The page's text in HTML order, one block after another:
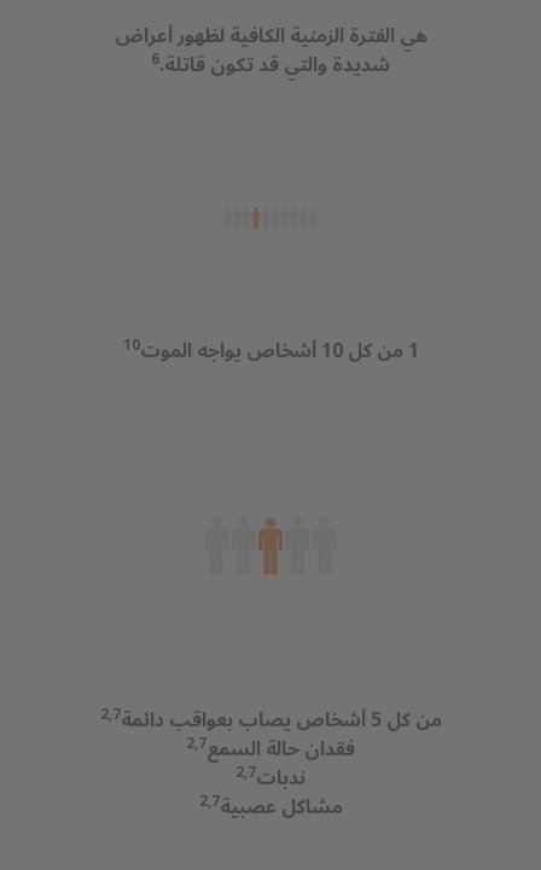
هي الفترة الزمنية الكافية لظهور أعراض
شديدة والتي قد تكون قاتلة.6
1 من كل 10 أشخاص يواجه الموت 10
من كل 5 أشخاص يصاب بعواقب دائمة 2,7
فقدان حالة السمع2,7
ندبات2,7
مشاكل عصبية2,7